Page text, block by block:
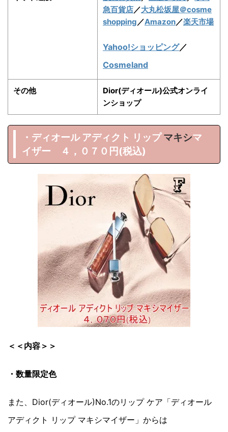
急百貨店／大丸松坂屋＠cosme
shopping／Amazon／楽天市場
Yahoo!ショッピング／
Cosmeland
その他
Dior(ディオール)公式オンライ
ンショップ
・ディオール アディクト リップマキシマ
イザー ４，０７０円(税込)
＜＜内容＞＞
・数量限定色
また、Dior(ディオール)No.1のリップ ケア「ディオール
アディクト リップ マキシマイザー」からは